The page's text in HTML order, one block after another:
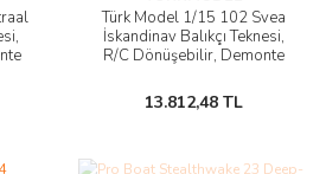
Türk Model 1/15 102 Svea
İskandinav Balıkçı Teknesi,
R/C Dönüşebilir, Demonte
13.812,48 TL